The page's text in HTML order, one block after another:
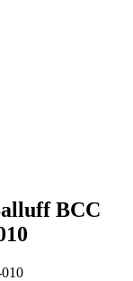
BCC